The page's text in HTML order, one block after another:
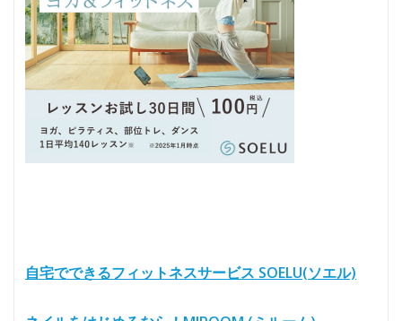
自宅でできるフィットネスサービス SOELU(ソエル)